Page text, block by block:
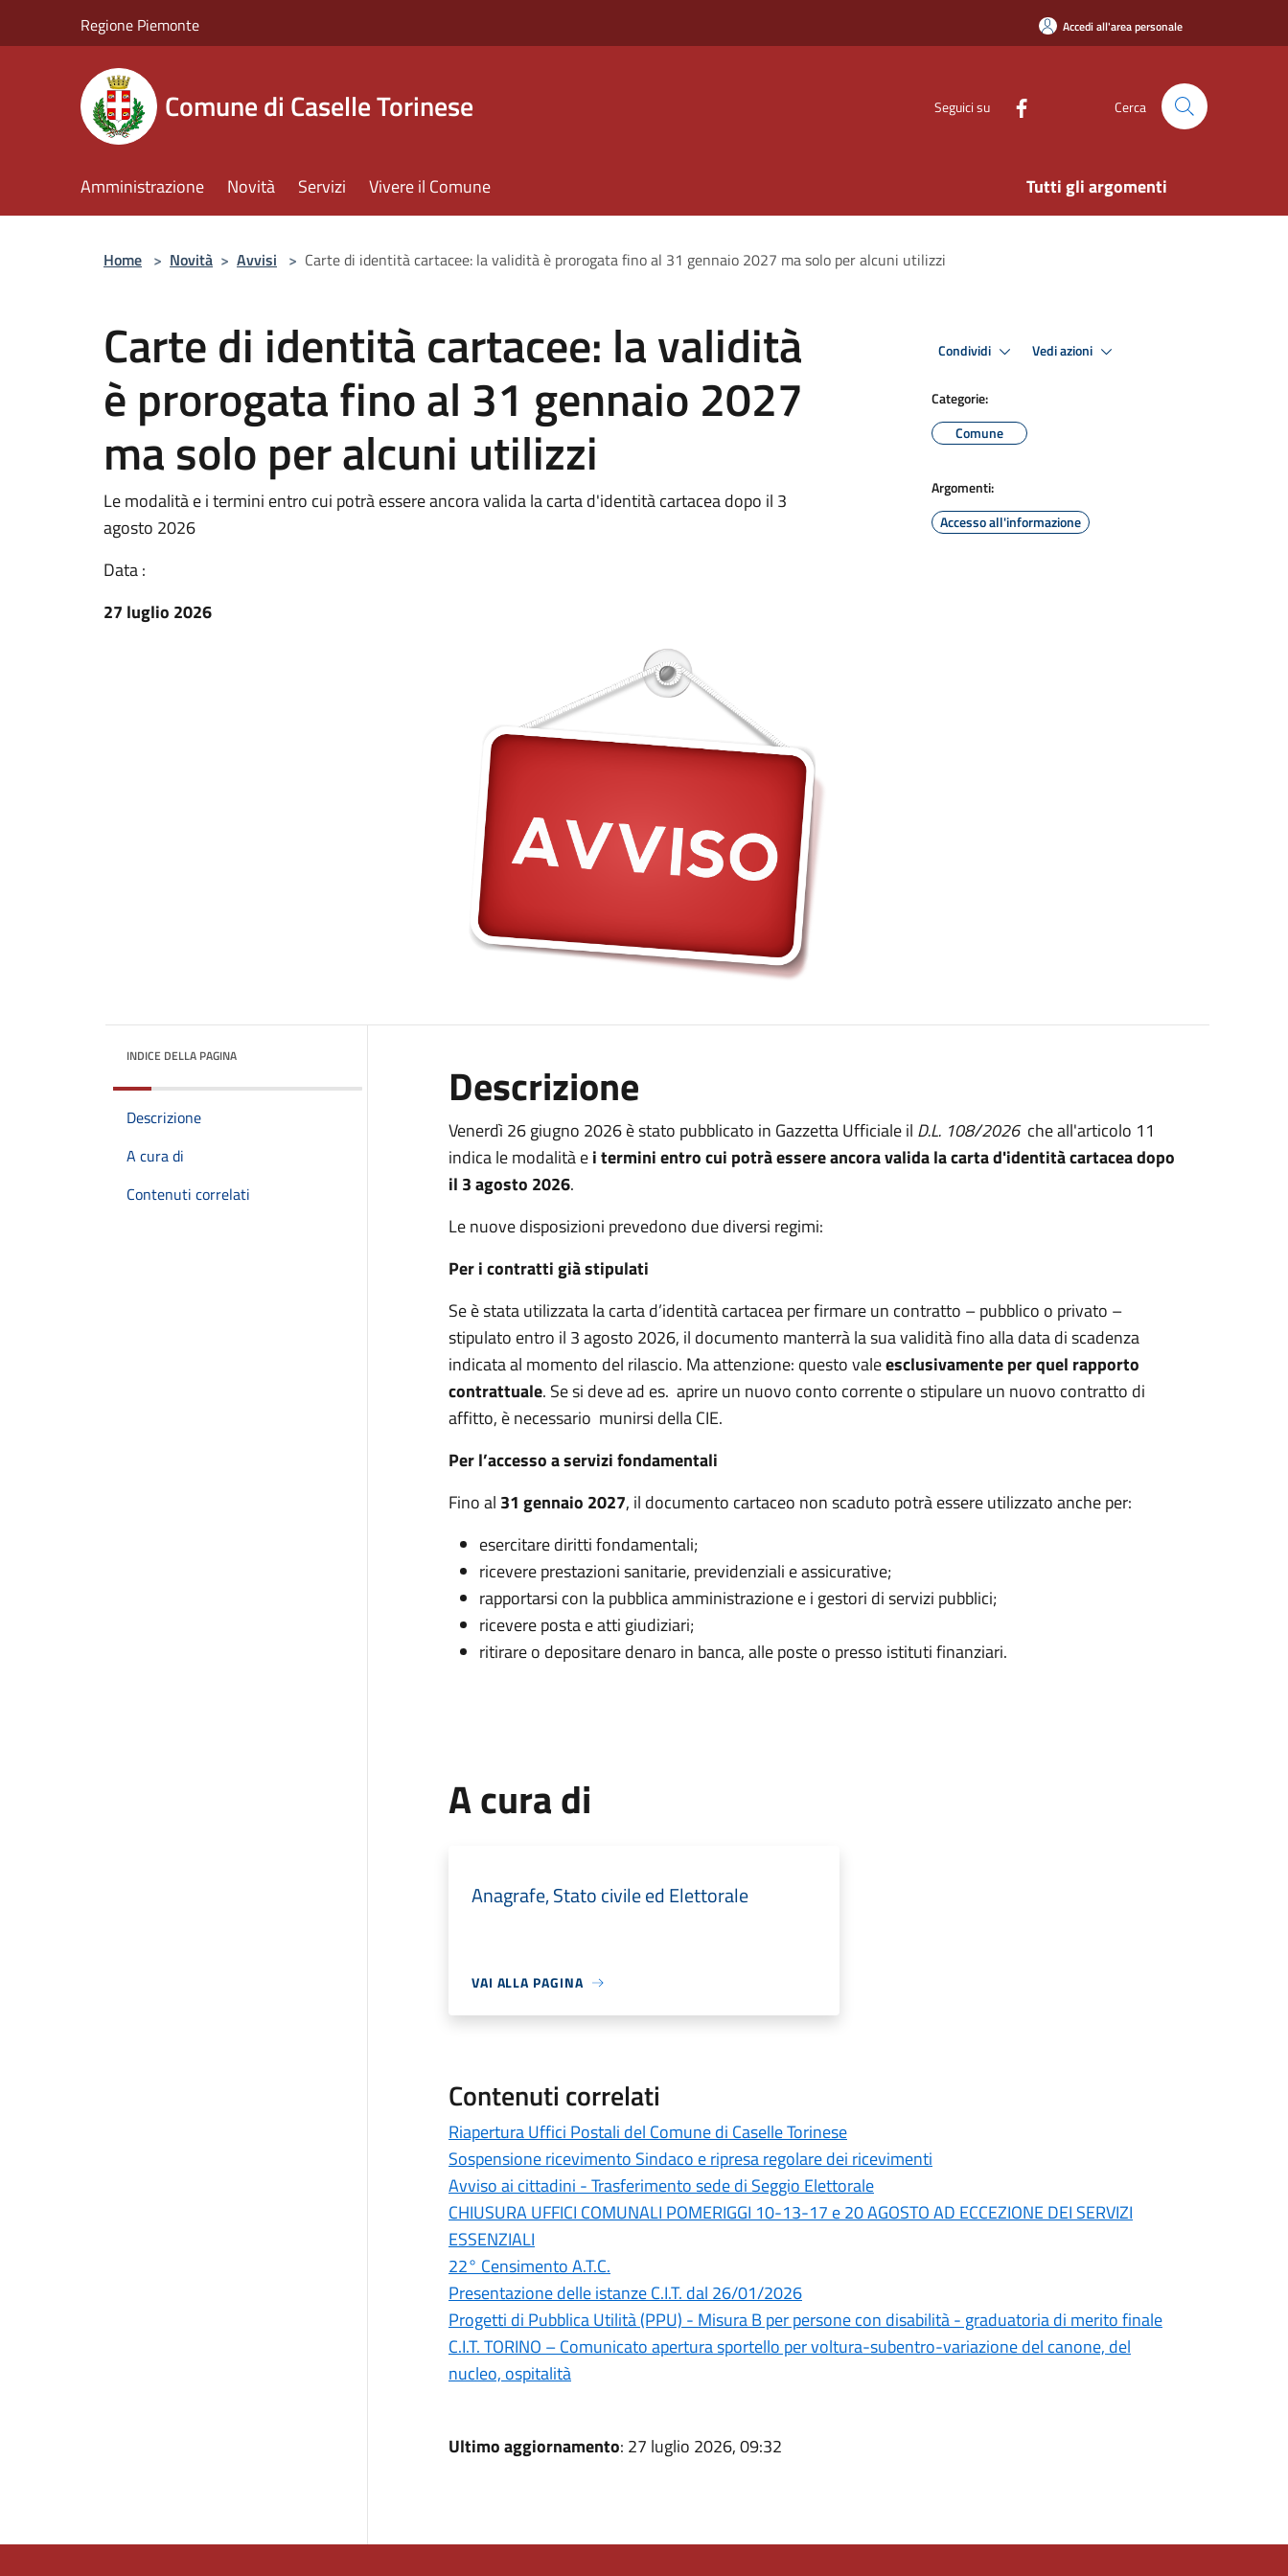
Regione Piemonte Accedi all'area personale
Comune di Caselle Torinese Seguici su Cerca
Amministrazione Novità Servizi Vivere il Comune Tutti gli argomenti
Home > Novità > Avvisi > Carte di identità cartacee: la validità è prorogata fino al 31 gennaio 2027 ma solo per alcuni utilizzi
Carte di identità cartacee: la validità
è prorogata fino al 31 gennaio 2027
ma solo per alcuni utilizzi
Le modalità e i termini entro cui potrà essere ancora valida la carta d'identità cartacea dopo il 3
agosto 2026
Data :
27 luglio 2026
Condividi Vedi azioni
Categorie:
Comune
Argomenti:
Accesso all'informazione
INDICE DELLA PAGINA
Descrizione
A cura di
Contenuti correlati
Descrizione
Venerdì 26 giugno 2026 è stato pubblicato in Gazzetta Ufficiale il D.L. 108/2026che all'articolo 11
indica le modalità ei termini entro cui potrà essere ancora valida la carta d'identità cartacea dopo
il 3 agosto 2026.
Le nuove disposizioni prevedono due diversi regimi:
Per i contratti già stipulati
Se è stata utilizzata la carta d’identità cartacea per firmare un contratto – pubblico o privato –
stipulato entro il 3 agosto 2026, il documento manterrà la sua validità fino alla data di scadenza
indicata al momento del rilascio. Ma attenzione: questo valeesclusivamente per quel rapporto
contrattuale. Se si deve ad es. aprire un nuovo conto corrente o stipulare un nuovo contratto di
affitto, è necessario munirsi della CIE.
Per l’accesso a servizi fondamentali
Fino al 31 gennaio 2027, il documento cartaceo non scaduto potrà essere utilizzato anche per:
esercitare diritti fondamentali;
ricevere prestazioni sanitarie, previdenziali e assicurative;
rapportarsi con la pubblica amministrazione e i gestori di servizi pubblici;
ricevere posta e atti giudiziari;
ritirare o depositare denaro in banca, alle poste o presso istituti finanziari.
A cura di
Anagrafe, Stato civile ed Elettorale
VAI ALLA PAGINA
Contenuti correlati
Riapertura Uffici Postali del Comune di Caselle Torinese
Sospensione ricevimento Sindaco e ripresa regolare dei ricevimenti
Avviso ai cittadini - Trasferimento sede di Seggio Elettorale
CHIUSURA UFFICI COMUNALI POMERIGGI 10-13-17 e 20 AGOSTO AD ECCEZIONE DEI SERVIZI
ESSENZIALI
22° Censimento A.T.C.
Presentazione delle istanze C.I.T. dal 26/01/2026
Progetti di Pubblica Utilità (PPU) - Misura B per persone con disabilità - graduatoria di merito finale
C.I.T. TORINO – Comunicato apertura sportello per voltura-subentro-variazione del canone, del
nucleo, ospitalità
Ultimo aggiornamento: 27 luglio 2026, 09:32